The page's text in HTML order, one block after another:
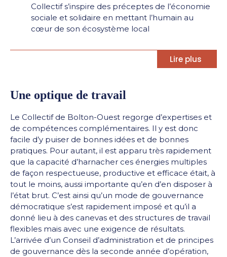
Collectif s’inspire des préceptes de l’économie
sociale et solidaire en mettant l’humain au
cœur de son écosystème local
Lire plus
Une optique de travail
Le Collectif de Bolton-Ouest regorge d’expertises et
de compétences complémentaires. Il y est donc
facile d’y puiser de bonnes idées et de bonnes
pratiques. Pour autant, il est apparu très rapidement
que la capacité d’harnacher ces énergies multiples
de façon respectueuse, productive et efficace était, à
tout le moins, aussi importante qu’en d’en disposer à
l’état brut. C’est ainsi qu’un mode de gouvernance
démocratique s’est rapidement imposé et qu’il a
donné lieu à des canevas et des structures de travail
flexibles mais avec une exigence de résultats.
L’arrivée d’un Conseil d’administration et de principes
de gouvernance dès la seconde année d’opération,